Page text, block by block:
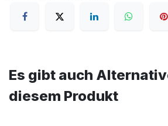
Es gibt auch
diesem Produkt